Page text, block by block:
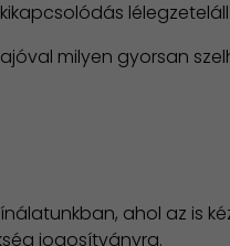
milyen gyorsan
ahol az is
jogosítványra.